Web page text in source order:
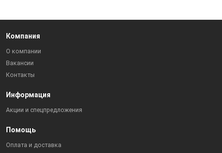
Компания
О компании
Вакансии
Контакты
Информация
Акции и спецпредложения
Помощь
Оплата и доставка